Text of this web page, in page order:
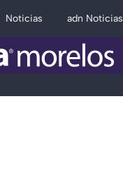
Noticias adn Noticias